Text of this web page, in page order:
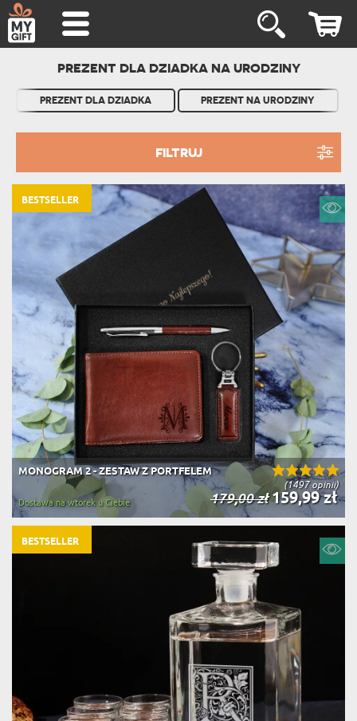
PREZENT DLA DZIADKA NA URODZINY
PREZENT DLA DZIADKA PREZENT NA URODZINY
FILTRUJ
(1497 opinii)
MONOGRAM 2 - ZESTAW Z PORTFELEM
179,00 zł159,99 zł
Dostawa na wtorek u Ciebie
BESTSELLER
BESTSELLER